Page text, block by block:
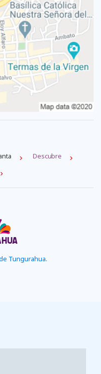
Descubre
Tungurahua.